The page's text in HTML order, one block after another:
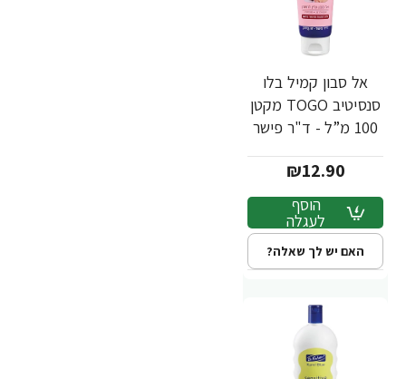
אל סבון קמיל בלו
סנסיטיב TOGO מקטן
100 מ”ל - ד"ר פישר
₪12.90
הוסף
לעגלה
האם יש לך שאלה?